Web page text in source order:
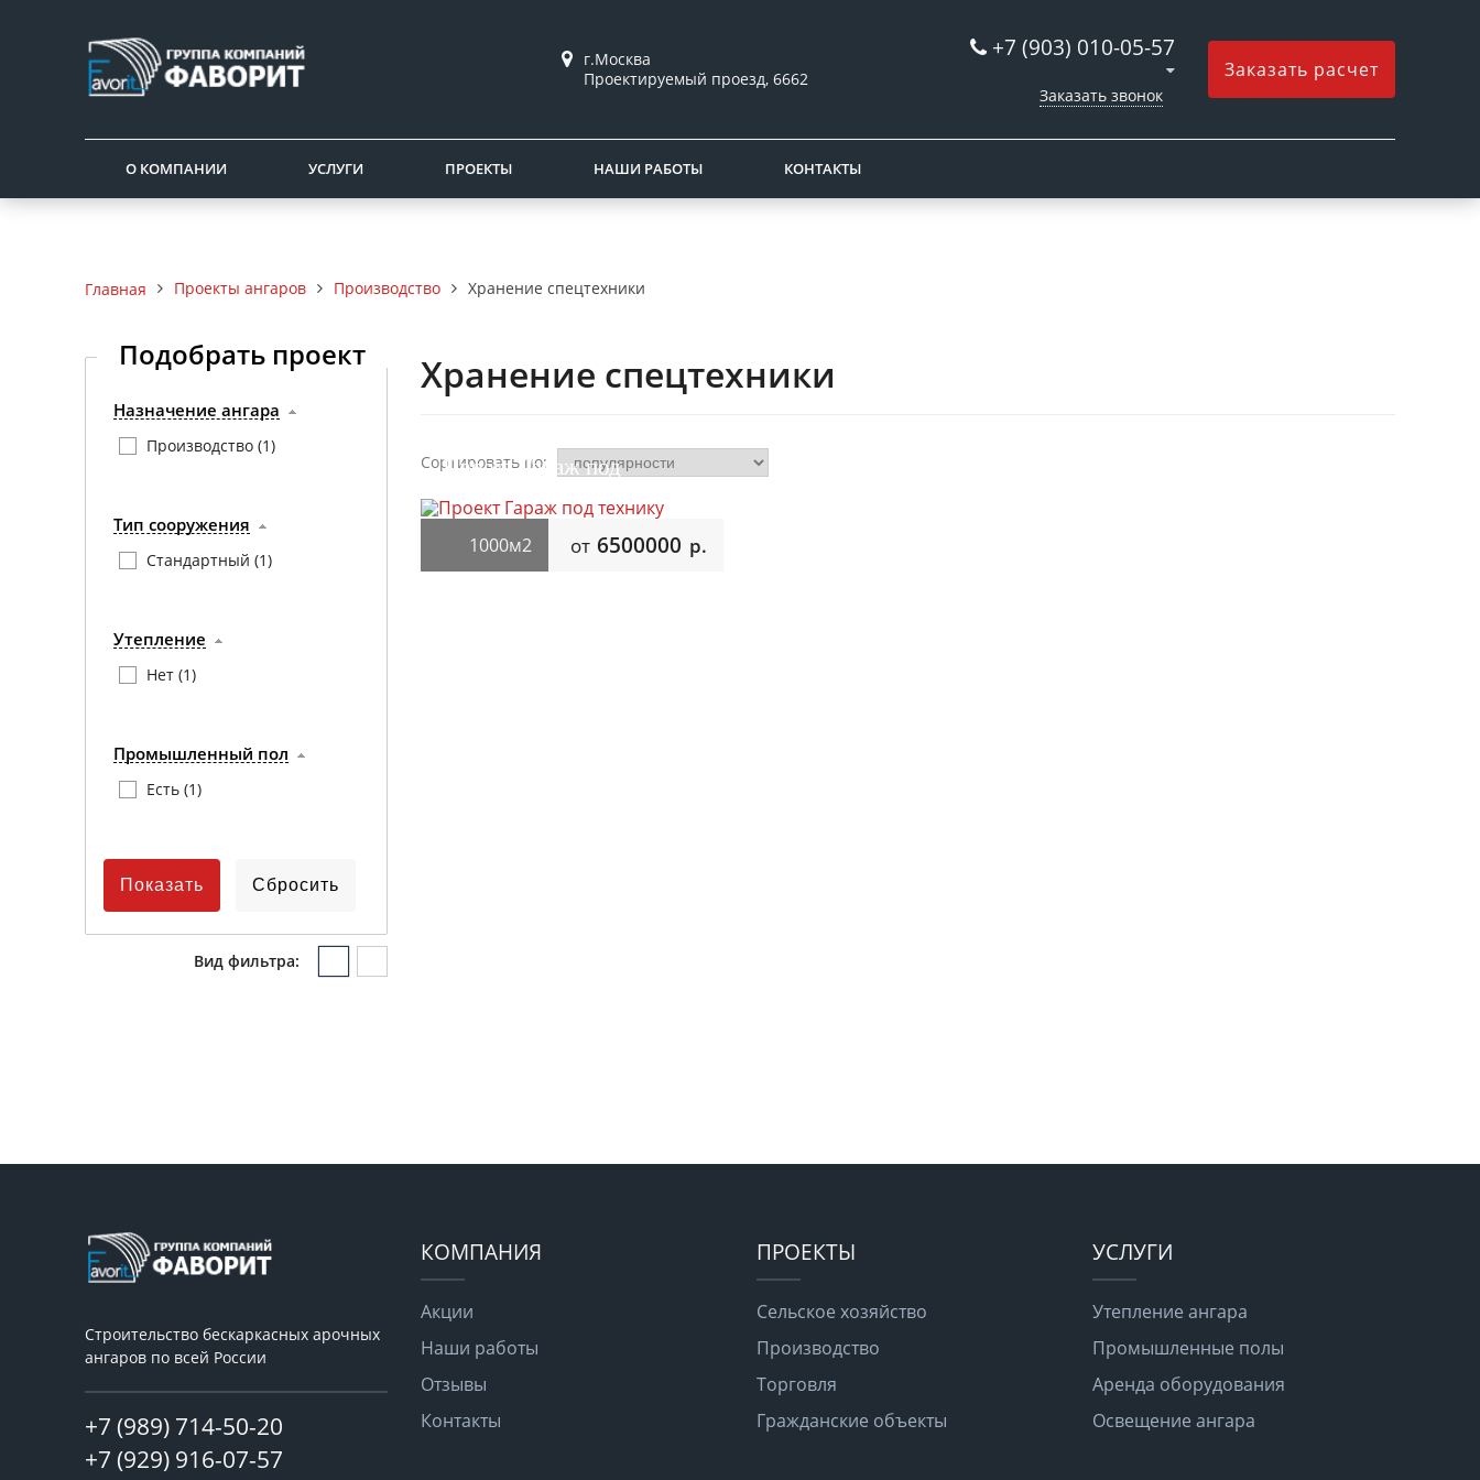
г.Москва
Проектируемый проезд, 6662
+7 (903) 010-05-57
Заказать звонок
Заказать расчет
О КОМПАНИИ УСЛУГИ ПРОЕКТЫ НАШИ РАБОТЫ КОНТАКТЫ
Главная Проекты ангаров Производство Хранение спецтехники
Подобрать проект
Назначение ангара
Производство (1)
Тип сооружения
Стандартный (1)
Утепление
Нет (1)
Промышленный пол
Есть (1)
Вид фильтра:
Хранение спецтехники
Сортировать по:
Проект Гараж под
1000м2 от 6500000 р.
Строительство бескаркасных арочных
ангаров по всей России
+7 (989) 714-50-20
+7 (929) 916-07-57
КОМПАНИЯ
Акции
Наши работы
Отзывы
Контакты
ПРОЕКТЫ
Сельское хозяйство
Производство
Торговля
Гражданские объекты
УСЛУГИ
Утепление ангара
Промышленные полы
Аренда оборудования
Освещение ангара